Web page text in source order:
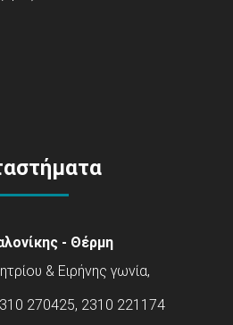
- Θέρμη
& Ειρήνης γωνία,
270425, 2310 221174